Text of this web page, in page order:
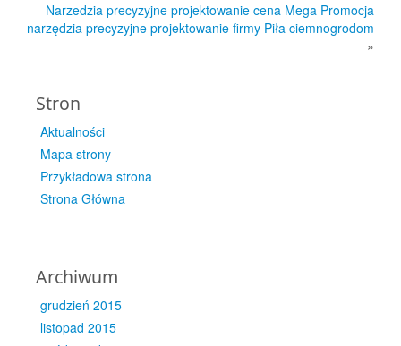
Narzedzia precyzyjne projektowanie cena Mega Promocja
narzędzia precyzyjne projektowanie firmy Piła ciemnogrodom
»
Stron
Aktualności
Mapa strony
Przykładowa strona
Strona Główna
Archiwum
grudzień 2015
listopad 2015